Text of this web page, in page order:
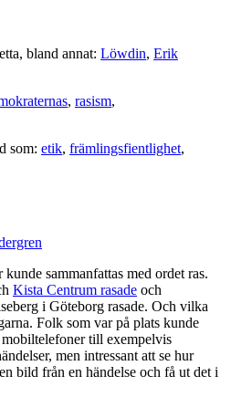
bland annat: Löwdin, Erik
, rasism,
som: etik, främlingsfientlighet,
sammanfattas med ordet ras.
Kista Centrum rasade och
i Göteborg rasade. Och vilka
Folk som var på plats kunde
till exempelvis
men intressant att se hur
bild från en händelse och få ut det i